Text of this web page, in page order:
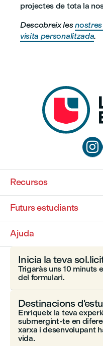
projectes de tota la
Descobreix lesnostres
visita personalitzada.

Recursos
Futurs estudiants
Ajuda
Inicia la teva
Trigaràs uns 10 minuts
del formulari.
Destinacions
Enriqueix la teva
submergint-te en
xarxa i desenvolupant
vida.